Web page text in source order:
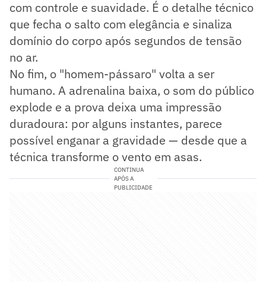
com controle e suavidade. É o detalhe técnico
que fecha o salto com elegância e sinaliza
domínio do corpo após segundos de tensão
no ar.
No fim, o "homem-pássaro" volta a ser
humano. A adrenalina baixa, o som do público
explode e a prova deixa uma impressão
duradoura: por alguns instantes, parece
possível enganar a gravidade — desde que a
técnica transforme o vento em asas.
CONTINUA
APÓS A
PUBLICIDADE